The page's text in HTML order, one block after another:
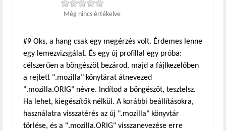
Még nincs értékelve
#9 Oks, a hang csak egy megérzés volt. Érdemes lenne
egy lemezvizsgálat. És egy új profillal egy próba:
célszerűen a böngészöt bezárod, majd a fájlkezelőben
a rejtett ".mozilla" könytárat átnevezed
".mozilla.ORIG" névre. Indítod a böngészöt, tesztelsz.
Ha lehet, kiegészítők nélkül. A korábbi beállításokra,
használatra visszatérés az új ".mozilla" könyvtár
törlése, és a ".mozilla.ORIG" visszanevezése erre